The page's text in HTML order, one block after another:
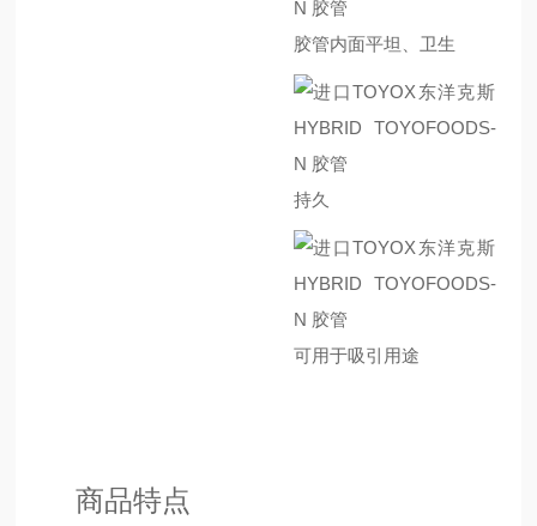
胶管内面平坦、卫生
持久
可用于吸引用途
商品特点